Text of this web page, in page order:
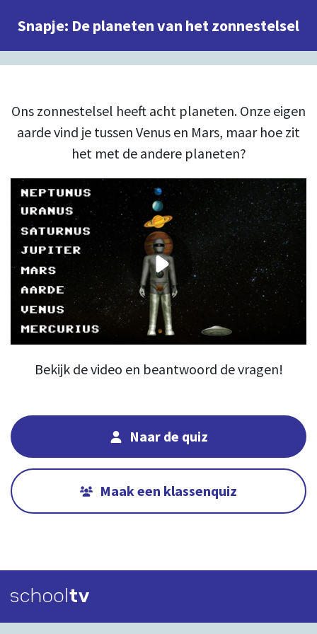
Snapje: De planeten van het zonnestelsel
Ons zonnestelsel heeft acht planeten. Onze eigen
aarde vind je tussen Venus en Mars, maar hoe zit
het met de andere planeten?
00:00
Bekijk de video en beantwoord de vragen!
Naar de quiz
Maak een klassenquiz